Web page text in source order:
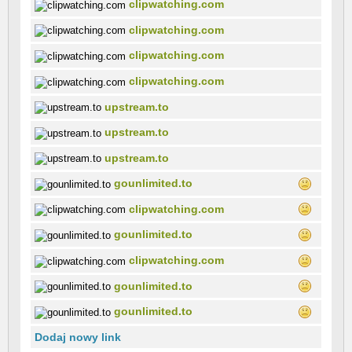
clipwatching.com
clipwatching.com
clipwatching.com
clipwatching.com
upstream.to
upstream.to
upstream.to
gounlimited.to
clipwatching.com
gounlimited.to
clipwatching.com
gounlimited.to
gounlimited.to
Dodaj nowy link